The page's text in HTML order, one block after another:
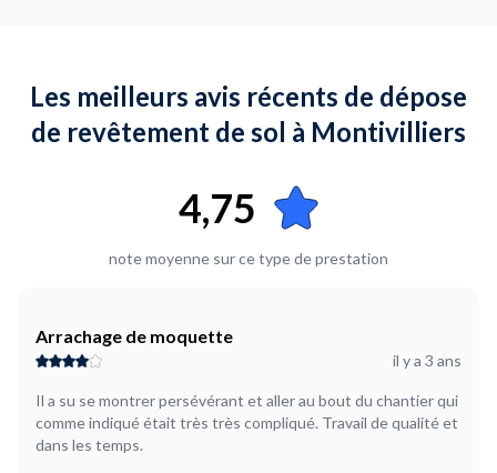
Les meilleurs avis récents de dépose
de revêtement de sol à Montivilliers
4,75
note moyenne sur ce type de prestation
Arrachage de moquette
il y a 3 ans
Il a su se montrer persévérant et aller au bout du chantier qui
comme indiqué était très très compliqué. Travail de qualité et
dans les temps.